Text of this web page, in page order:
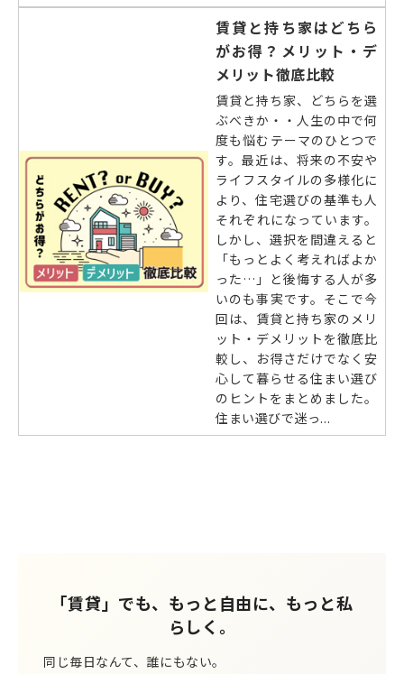
賃貸と持ち家はどちら
がお得？メリット・デ
メリット徹底比較
賃貸と持ち家、どちらを選
ぶべきか・・人生の中で何
度も悩むテーマのひとつで
す。最近は、将来の不安や
ライフスタイルの多様化に
より、住宅選びの基準も人
それぞれになっています。
しかし、選択を間違えると
「もっとよく考えればよか
った…」と後悔する人が多
いのも事実です。そこで今
回は、賃貸と持ち家のメリ
ット・デメリットを徹底比
較し、お得さだけでなく安
心して暮らせる住まい選び
のヒントをまとめました。
住まい選びで迷っ...
「賃貸」でも、もっと自由に、もっと私
らしく。
同じ毎日なんて、誰にもない。